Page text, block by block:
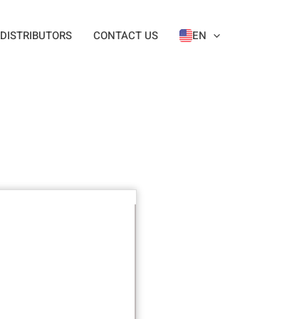
DISTRIBUTORS CONTACT US EN